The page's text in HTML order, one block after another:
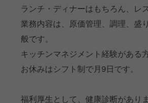
ランチ・ディナーはもちろん、レ
業務内容は、原価管理、調理、盛
般です。
キッチンマネジメント経験がある
お休みはシフト制で月9日です。
福利厚生として、健康診断がありま